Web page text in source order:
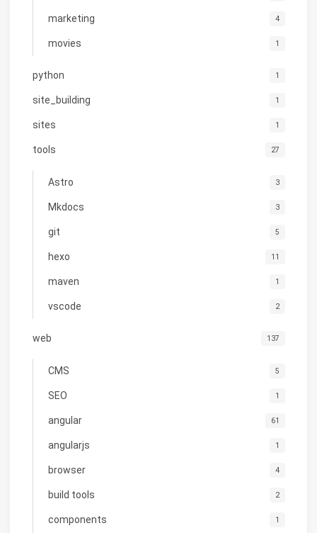
marketing 4
movies 1
python 1
site_building 1
sites 1
tools 27
Astro 3
Mkdocs 3
git 5
hexo 11
maven 1
vscode 2
web 137
CMS 5
SEO 1
angular 61
angularjs 1
browser 4
build tools 2
components 1